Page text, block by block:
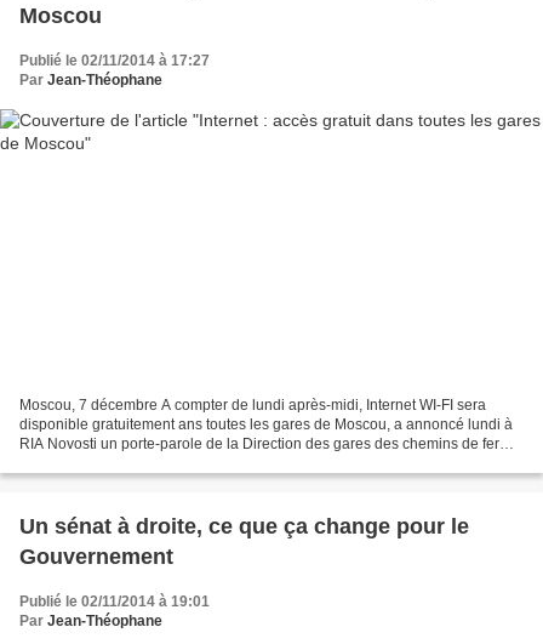
Moscou
Publié le 02/11/2014 à 17:27
Par Jean-Théophane
Moscou, 7 décembre A compter de lundi après-midi, Internet WI-FI sera
disponible gratuitement ans toutes les gares de Moscou, a annoncé lundi à
RIA Novosti un porte-parole de la Direction des gares des chemins de fer
Un sénat à droite, ce que ça change pour le
Gouvernement
Publié le 02/11/2014 à 19:01
Par Jean-Théophane